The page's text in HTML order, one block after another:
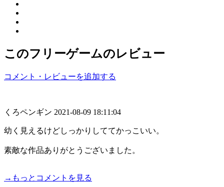
このフリーゲームのレビュー
コメント・レビューを追加する
くろペンギン 2021-08-09 18:11:04
幼く見えるけどしっかりしててかっこいい。
素敵な作品ありがとうございました。
→もっとコメントを見る